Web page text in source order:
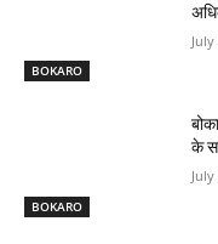
BOKARO
BOKARO
के